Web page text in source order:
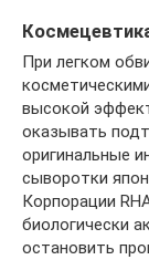
При легком
высокой
оказывать
оригинальные
сыворотки
Корпорации
биологически
остановить